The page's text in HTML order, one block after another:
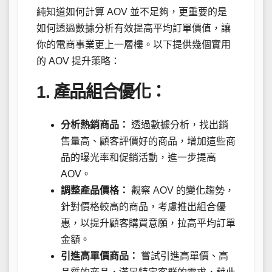
純知道如何計算 AOV 並不足夠，更重要的是
如何透過數據分析有效提高平均訂單價值，讓
你的電商事業更上一層樓。以下提供幾個實用
的 AOV 提升策略：
1. 產品組合優化：
分析熱銷商品： 透過數據分析，找出銷
售量高、顧客評價好的商品，增加這些商
品的曝光率和促銷活動，進一步提高
AOV。
調整產品價格： 觀察 AOV 的變化趨勢，
針對價格較高的商品，考慮推出組合優
惠，以提升顧客購買意願，拉高平均訂單
金額。
引進高單價商品：
嘗試引進高單價、高